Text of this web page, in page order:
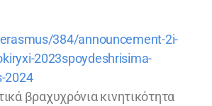
384/announcement-2i-
2023spoydeshrisima-
2024
βραχυχρόνια κινητικότητα